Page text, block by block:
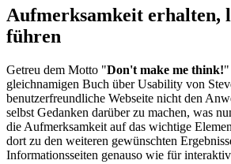
Aufmerksamkeit erhalten,
führen
Getreu dem Motto "Don't make me think!"
gleichnamigen Buch über Usability von
benutzerfreundliche Webseite nicht den
selbst Gedanken darüber zu machen, was
die Aufmerksamkeit auf das wichtige
dort zu den weiteren gewünschten
Informationsseiten genauso wie für